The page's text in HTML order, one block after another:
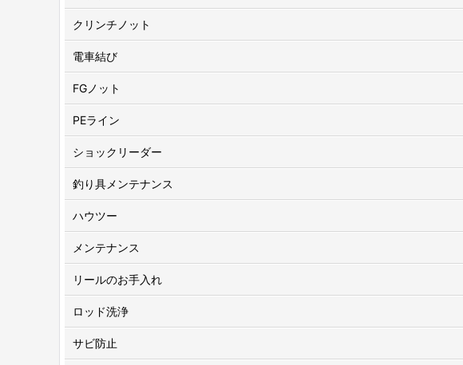
クリンチノット
電車結び
FGノット
PEライン
ショックリーダー
釣り具メンテナンス
ハウツー
メンテナンス
リールのお手入れ
ロッド洗浄
サビ防止